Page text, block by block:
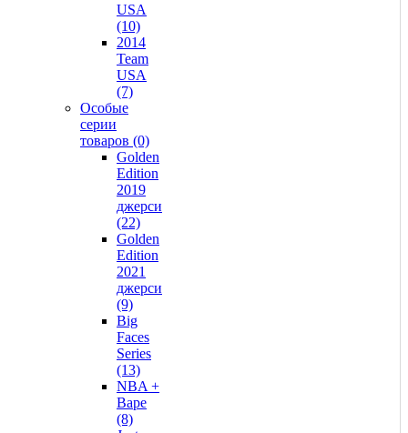
USA
(10)
2014
Team
USA
(7)
Особые
серии
товаров (0)
Golden
Edition
2019
джерси
(22)
Golden
Edition
2021
джерси
(9)
Big
Faces
Series
(13)
NBA +
Bape
(8)